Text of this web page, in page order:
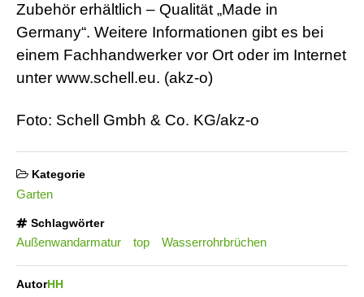
Zubehör erhältlich – Qualität „Made in
Germany“. Weitere Informationen gibt es bei
einem Fachhandwerker vor Ort oder im Internet
unter www.schell.eu. (akz-o)
Foto: Schell Gmbh & Co. KG/akz-o
Kategorie
Garten
Schlagwörter
Außenwandarmatur top Wasserrohrbrüchen
AutorHH